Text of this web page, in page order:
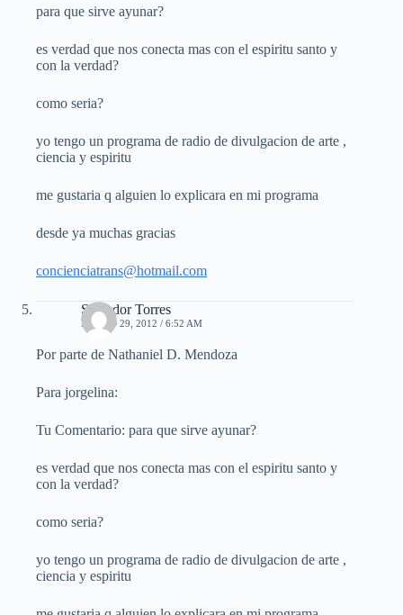
para que sirve ayunar?
es verdad que nos conecta mas con el espiritu santo y
con la verdad?
como seria?
yo tengo un programa de radio de divulgacion de arte ,
ciencia y espiritu
me gustaria q alguien lo explicara en mi programa
desde ya muchas gracias
concienciatrans@hotmail.com
Salvador Torres
MARZO 29, 2012 / 6:52 AM
Por parte de Nathaniel D. Mendoza
Para jorgelina:
Tu Comentario: para que sirve ayunar?
es verdad que nos conecta mas con el espiritu santo y
con la verdad?
como seria?
yo tengo un programa de radio de divulgacion de arte ,
ciencia y espiritu